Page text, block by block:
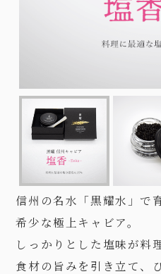
信州の名水「黒耀水」で
希少な極上キャビア。
しっかりとした塩味が料
食材の旨みを 引き立て、